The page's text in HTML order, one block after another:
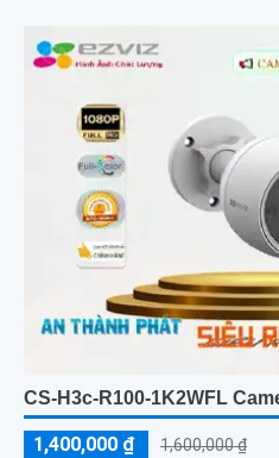
CS-H3c-R100-1K2WFL
1,400,000 ₫ 1,600,000 ₫